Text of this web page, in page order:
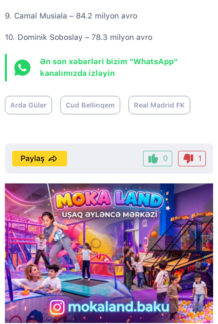
9. Camal Musiala – 84.2 milyon avro
10. Dominik Soboslay – 78.3 milyon avro
Ən son xəbərləri bizim "WhatsApp"
kanalımızda izləyin
Arda Güler Cud Bellinqem Real Madrid FK
0 1
Paylaş